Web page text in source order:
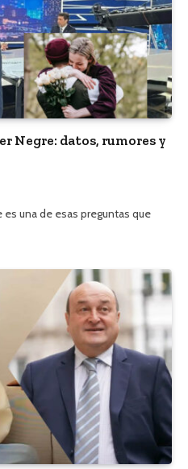
Negre: datos, rumores y
es una de esas preguntas que